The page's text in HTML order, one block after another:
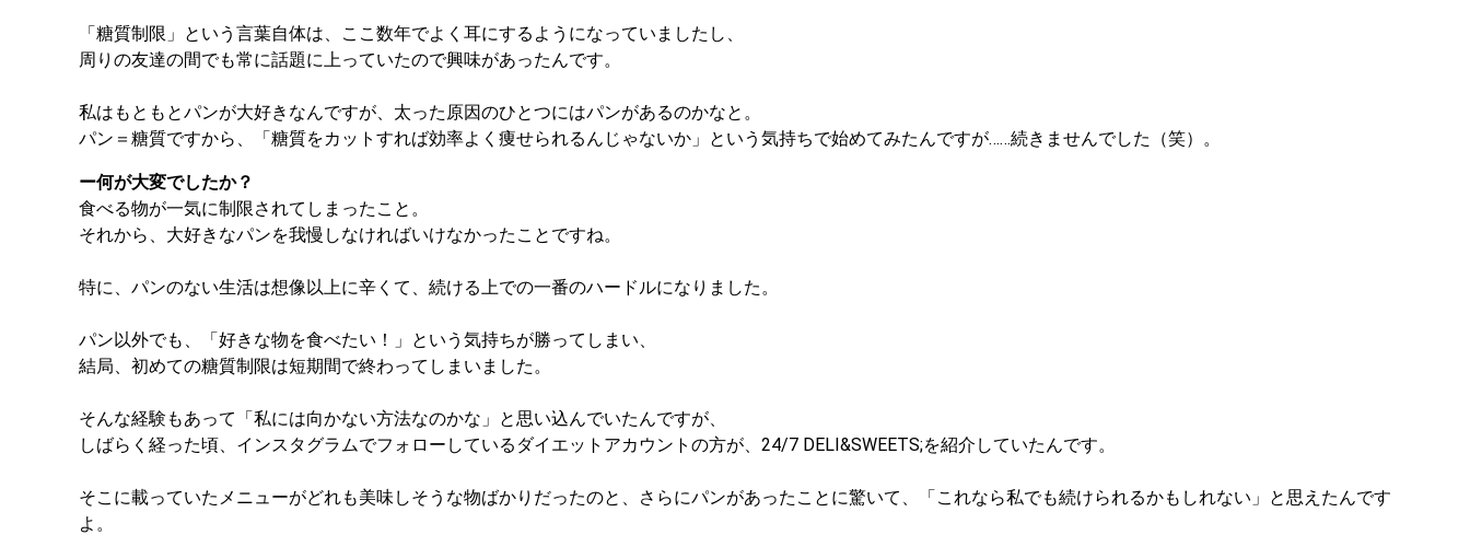
「糖質制限」という言葉自体は、ここ数年でよく耳にするようになっていましたし、
周りの友達の間でも常に話題に上っていたので興味があったんです。
私はもともとパンが大好きなんですが、太った原因のひとつにはパンがあるのかなと。
パン＝糖質ですから、「糖質をカットすれば効率よく痩せられるんじゃないか」という気持ちで始めてみたんですが……続きませんでした（笑）。
ー何が大変でしたか？
食べる物が一気に制限されてしまったこと。
それから、大好きなパンを我慢しなければいけなかったことですね。
特に、パンのない生活は想像以上に辛くて、続ける上での一番のハードルになりました。
パン以外でも、「好きな物を食べたい！」という気持ちが勝ってしまい、
結局、初めての糖質制限は短期間で終わってしまいました。
そんな経験もあって「私には向かない方法なのかな」と思い込んでいたんですが、
しばらく経った頃、インスタグラムでフォローしているダイエットアカウントの方が、24/7 DELI&SWEETS;を紹介していたんです。
そこに載っていたメニューがどれも美味しそうな物ばかりだったのと、さらにパンがあったことに驚いて、「これなら私でも続けられるかもしれない」と思えたんです
よ。